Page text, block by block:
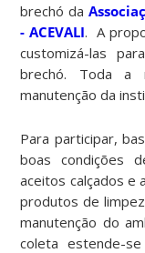
brechó da
- ACEVALI. A
customizá-las
brechó. Toda a
manutenção da
Para participar,
boas condições
aceitos calçados e
produtos de
manutenção do
coleta estende-